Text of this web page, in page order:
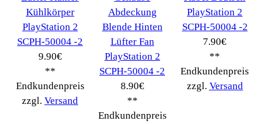
Waschmaschine(412)
Werkzeug (82)
PC Computer->(2543)
Handy Telefon(1053)
Modellbau(593)
Autoteile->(161)
Wir akzeptieren